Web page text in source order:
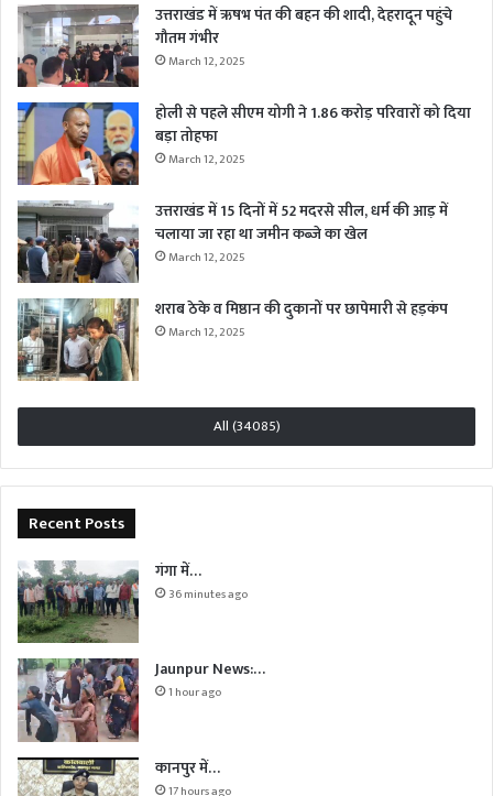
उत्तराखंड में ऋषभ पंत की बहन की शादी, देहरादून पहुंचे
गौतम गंभीर
March 12, 2025
होली से पहले सीएम योगी ने 1.86 करोड़ परिवारों को दिया
बड़ा तोहफा
March 12, 2025
उत्तराखंड में 15 दिनों में 52 मदरसे सील, धर्म की आड़ में
चलाया जा रहा था जमीन कब्जे का खेल
March 12, 2025
शराब ठेके व मिष्ठान की दुकानों पर छापेमारी से हड़कंप
March 12, 2025
All (34085)
Recent Posts
गंगा में…
36 minutes ago
Jaunpur News:…
1 hour ago
कानपुर में…
17 hours ago